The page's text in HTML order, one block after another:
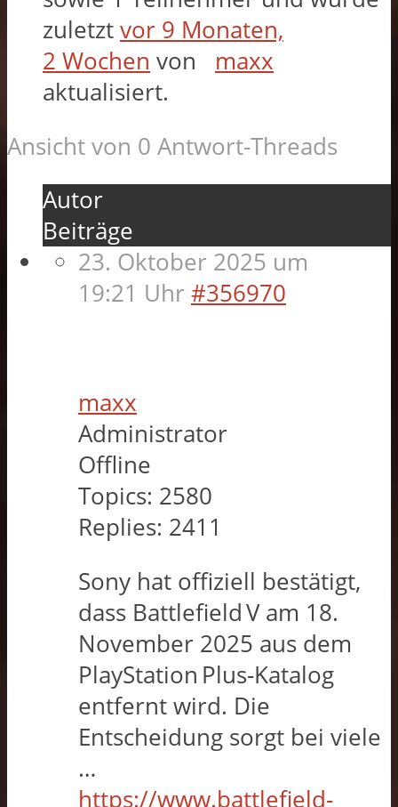
zuletzt vor 9 Monaten,
2 Wochen von
maxx
aktualisiert.
Ansicht von 0 Antwort-Threads
Autor
Beiträge
23. Oktober 2025 um
19:21 Uhr #356970
maxx
Administrator
Offline
Topics: 2580
Replies: 2411
Sony hat offiziell bestätigt,
dass Battlefield V am 18.
November 2025 aus dem
PlayStation Plus-Katalog
entfernt wird. Die
Entscheidung sorgt bei viele
…
https://www.battlefield-